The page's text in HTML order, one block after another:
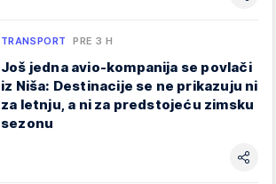
TRANSPORT PRE 3 H
Još jedna avio-kompanija se povlači
iz Niša: Destinacije se ne prikazuju ni
za letnju, a ni za predstojeću zimsku
sezonu